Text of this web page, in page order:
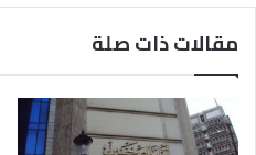
مقالات ذات صلة